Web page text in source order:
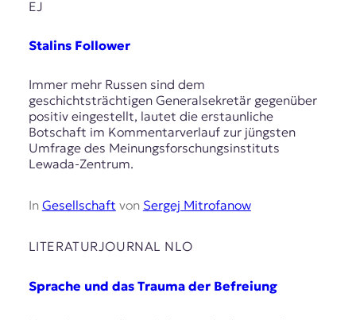
EJ
Stalins Follower
Immer mehr Russen sind dem
geschichtsträchtigen Generalsekretär gegenüber
positiv eingestellt, lautet die erstaunliche
Botschaft im Kommentarverlauf zur jüngsten
Umfrage des Meinungsforschungsinstituts
Lewada-Zentrum.
In Gesellschaft von Sergej Mitrofanow
LITERATURJOURNAL NLO
Sprache und das Trauma der Befreiung